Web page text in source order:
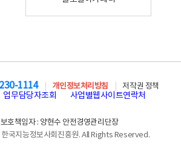
1114 개인정보처리방침
저작권 정책
업무담당자조회 사업별웹사이트연락처
호책임자 : 양현수 안전경영관리단장
국지능정보사회진흥원. All Rights Reserved.